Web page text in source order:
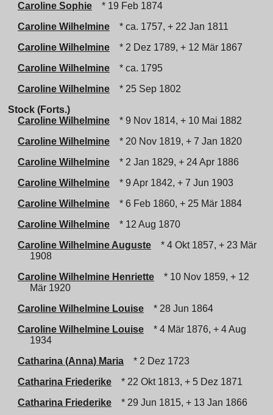
Caroline Sophie
* 19 Feb 1874
Caroline Wilhelmine
* ca. 1757, + 22 Jan 1811
Caroline Wilhelmine
* 2 Dez 1789, + 12 Mär 1867
Caroline Wilhelmine
* ca. 1795
Caroline Wilhelmine
* 25 Sep 1802
Stock (Forts.)
Caroline Wilhelmine
* 9 Nov 1814, + 10 Mai 1882
Caroline Wilhelmine
* 20 Nov 1819, + 7 Jan 1820
Caroline Wilhelmine
* 2 Jan 1829, + 24 Apr 1886
Caroline Wilhelmine
* 9 Apr 1842, + 7 Jun 1903
Caroline Wilhelmine
* 6 Feb 1860, + 25 Mär 1884
Caroline Wilhelmine
* 12 Aug 1870
Caroline Wilhelmine Auguste
* 4 Okt 1857, + 23 Mär
1908
Caroline Wilhelmine Henriette
* 10 Nov 1859, + 12
Mär 1920
Caroline Wilhelmine Louise
* 28 Jun 1864
Caroline Wilhelmine Louise
* 4 Mär 1876, + 4 Aug
1934
Catharina (Anna) Maria
* 2 Dez 1723
Catharina Friederike
* 22 Okt 1813, + 5 Dez 1871
Catharina Friederike
* 29 Jun 1815, + 13 Jan 1866